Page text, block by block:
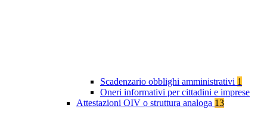
Scadenzario obblighi amministrativi 1
Oneri informativi per cittadini e imprese
Attestazioni OIV o struttura analoga 13